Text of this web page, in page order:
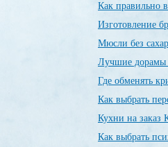
Как правильно
Изготовление
Мюсли без
Лучшие дорамы
Где обменять
Как выбрать
Кухни на заказ
Как выбрать